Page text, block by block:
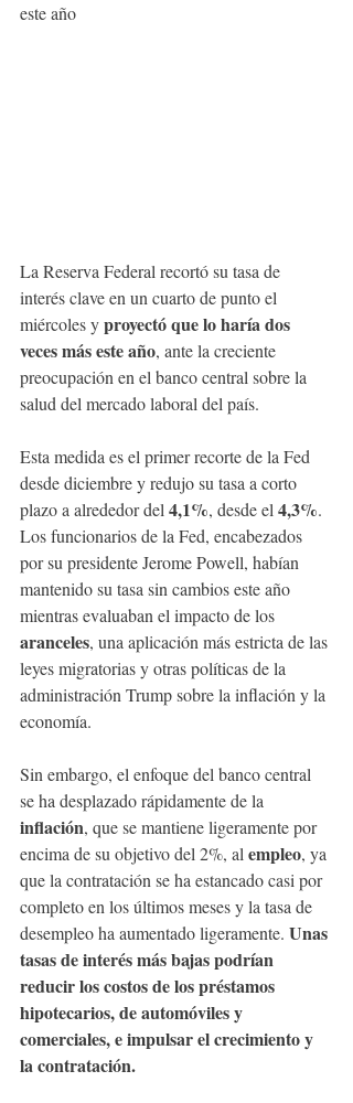
este año
La Reserva Federal recortó su tasa de
interés clave en un cuarto de punto el
miércoles y proyectó que lo haría dos
veces más este año, ante la creciente
preocupación en el banco central sobre la
salud del mercado laboral del país.
Esta medida es el primer recorte de la Fed
desde diciembre y redujo su tasa a corto
plazo a alrededor del 4,1%, desde el 4,3%.
Los funcionarios de la Fed, encabezados
por su presidente Jerome Powell, habían
mantenido su tasa sin cambios este año
mientras evaluaban el impacto de los
aranceles, una aplicación más estricta de las
leyes migratorias y otras políticas de la
administración Trump sobre la inflación y la
economía.
Sin embargo, el enfoque del banco central
se ha desplazado rápidamente de la
inflación, que se mantiene ligeramente por
encima de su objetivo del 2%, al empleo, ya
que la contratación se ha estancado casi por
completo en los últimos meses y la tasa de
desempleo ha aumentado ligeramente. Unas
tasas de interés más bajas podrían
reducir los costos de los préstamos
hipotecarios, de automóviles y
comerciales, e impulsar el crecimiento y
la contratación.